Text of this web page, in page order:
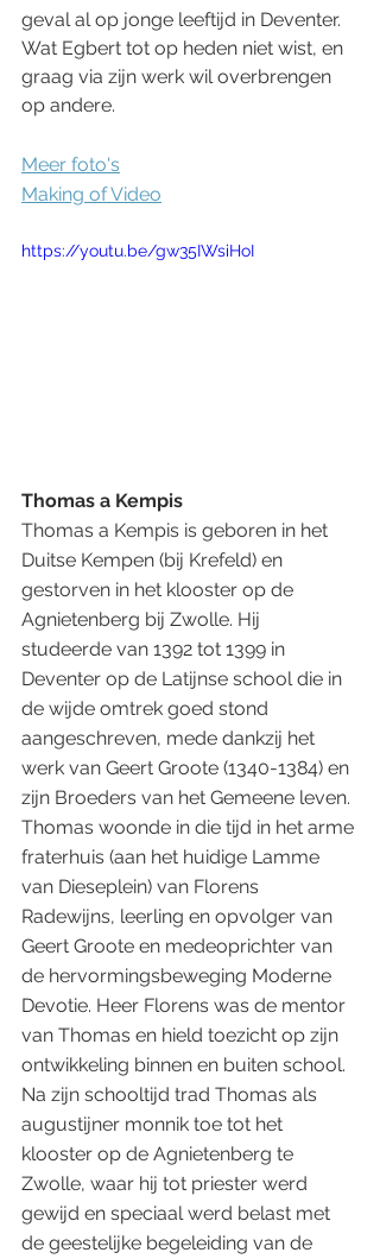
geval al op jonge leeftijd in Deventer.
Wat Egbert tot op heden niet wist, en
graag via zijn werk wil overbrengen
op andere.
Meer foto's
Making of Video
https://youtu.be/gw35IWsiHoI
Thomas a Kempis
Thomas a Kempis is geboren in het
Duitse Kempen (bij Krefeld) en
gestorven in het klooster op de
Agnietenberg bij Zwolle. Hij
studeerde van 1392 tot 1399 in
Deventer op de Latijnse school die in
de wijde omtrek goed stond
aangeschreven, mede dankzij het
werk van Geert Groote (1340-1384) en
zijn Broeders van het Gemeene leven.
Thomas woonde in die tijd in het arme
fraterhuis (aan het huidige Lamme
van Dieseplein) van Florens
Radewijns, leerling en opvolger van
Geert Groote en medeoprichter van
de hervormingsbeweging Moderne
Devotie. Heer Florens was de mentor
van Thomas en hield toezicht op zijn
ontwikkeling binnen en buiten school.
Na zijn schooltijd trad Thomas als
augustijner monnik toe tot het
klooster op de Agnietenberg te
Zwolle, waar hij tot priester werd
gewijd en speciaal werd belast met
de geestelijke begeleiding van de